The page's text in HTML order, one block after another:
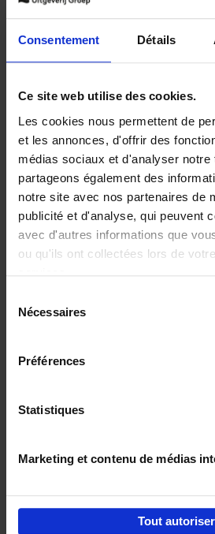
Consentement Détails
Ce site web utilise des cookies.
Les cookies nous permettent de
et les annonces, d'offrir des
médias sociaux et d'analyser notre
partageons également des
notre site avec nos partenaires de
publicité et d'analyse, qui peuvent
avec d'autres informations que
ou qu'ils ont collectées lors de
Nécessaires
Préférences
Statistiques
Marketing et contenu de médias
Tout autoriser
Building
Business
Jochen Roef
Couverture souple
€29,99
Digital
completely